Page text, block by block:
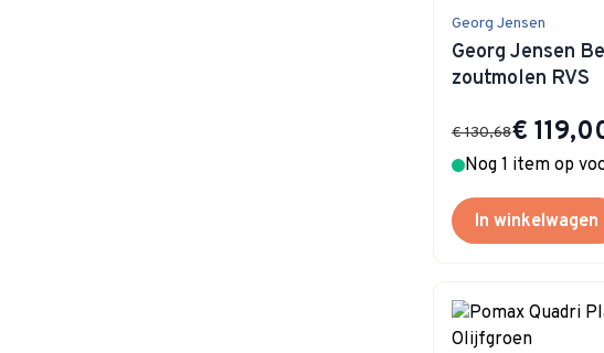
Georg Jensen
Georg Jensen
zoutmolen RVS
Special Price
€
€ 130,68
Nog 1 item op
In winkelwagen